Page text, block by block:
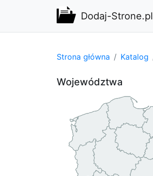
Dodaj-Strone.pl
Strona główna Katalog
Województwa